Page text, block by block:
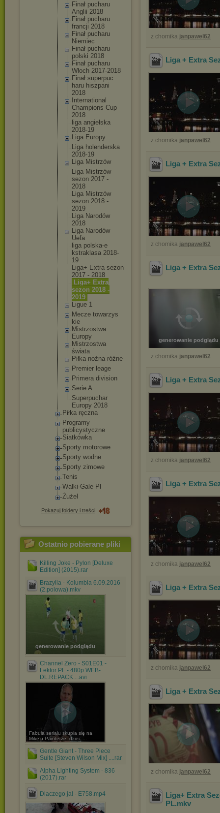
Finał pucharu
Anglii 2018
Finał pucharu
francji 2018
Finał pucharu
Niemiec
Finał pucharu
polski 2018
Finał pucharu
Włoch 2017-2018
Finał superpuc
haru hiszpani
2018
International
Champions Cup
2018
liga angielska
2018-19
Liga Europy
Liga holenderska
2018-19
Liga Mistrzów
Liga Mistrzów
sezon 2017 -
2018
Liga Mistrzów
sezon 2018 -
2019
Liga Narodów
2018
Liga Narodów
Uefa
liga polska-e
kstraklasa 2018-
19
Liga+ Extra sezon
2017 - 2018
Liga+ Extra
sezon 2018 -
2019
Ligue 1
Mecze towarzys
kie
Mistrzostwa
Europy
Mistrzostwa
świata
Piłka nożna różne
Premier leage
Primera division
Serie A
Superpuc har
Europy 2018
Piłka ręczna
Programy
publicystyczne
Siatkówka
Sporty motorowe
Sporty wodne
Sporty zimowe
Tenis
Walki-Gale Pl
Żużel
Pokazuj foldery i treści
Ostatnio pobierane pliki
Killing Joke - Pylon [Deluxe
Edition] (2015).rar
Brazylia - Kolumbia 6.09.2016
(2.polowa).mkv
generowanie podglądu
Channel Zero - S01E01 -
Lektor PL - 480p.WEB-
DL.REPACK....avi
Fabuła serialu skupia się na
Mike’u Painterze, dziec ...
Gentle Giant - Three Piece
Suite [Steven Wilson Mix] ....rar
Alpha Lighting System - 836
(2017).rar
Dlaczego ja! - E758.mp4
z chomika janpawel62
Liga + Extra
z chomika janpawel62
Liga + Extra
z chomika janpawel62
Liga + Extra
generowanie podglądu
z chomika janpawel62
Liga + Extra
z chomika janpawel62
Liga + Extra
z chomika janpawel62
Liga + Extra
z chomika janpawel62
Liga + Extra
z chomika janpawel62
Liga+ Extra
PL.mkv